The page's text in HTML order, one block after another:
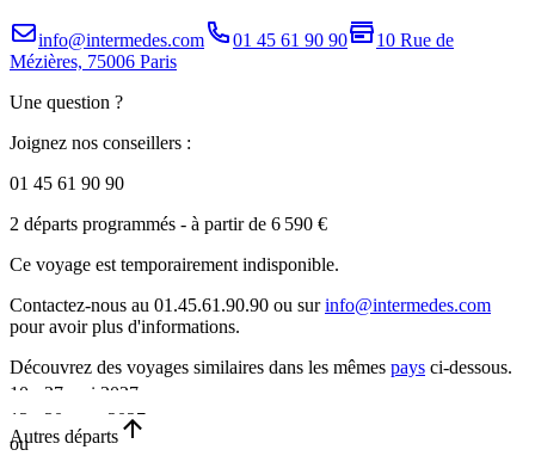
info@intermedes.com 01 45 61 90 90
10 Rue de
Mézières, 75006 Paris
Une question ?
Joignez nos conseillers :
01 45 61 90 90
2 départs programmés - à partir de 6 590 €
Ce voyage est temporairement indisponible.
Contactez-nous au 01.45.61.90.90 ou surinfo@intermedes.com
pour avoir plus d'informations.
Découvrez des voyages similaires dans les mêmes pays ci-dessous.
10 - 27 mai 2027
•
13 - 30 sept. 2027
Autres départs
ou